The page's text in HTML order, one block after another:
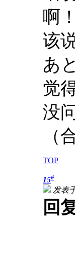
啊
该
あ
觉
没
（
TOP
15#
发表
回